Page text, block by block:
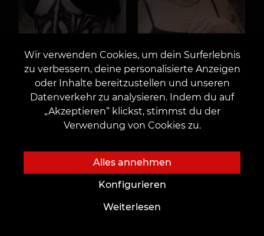
Wir verwenden Cookies, um dein Surferlebnis
zu verbessern, deine personalisierte Anzeigen
oder Inhalte bereitzustellen und unseren
Datenverkehr zu analysieren. Indem du auf
„Akzeptieren“ klickst, stimmst du der
Verwendung von Cookies zu.
Alles annehmen
Konfigurieren
Weiterlesen